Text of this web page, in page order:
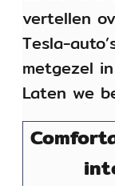
vertellen
Tesla-
metgezel
Laten we